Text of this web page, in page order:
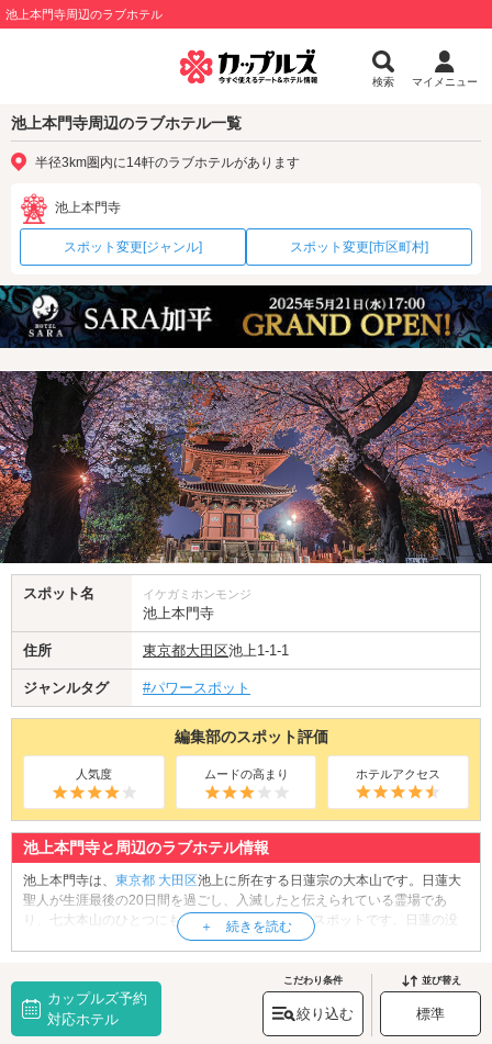
池上本門寺周辺のラブホテル
検索 マイメニュー
池上本門寺周辺のラブホテル一覧
半径3km圏内に14軒のラブホテルがあります
池上本門寺
スポット変更[ジャンル] スポット変更[市区町村]
スポット名 イケガミホンモンジ
池上本門寺
住所 東京都大田区池上1-1-1
ジャンルタグ #パワースポット
編集部のスポット評価
人気度 ムードの高まり ホテルアクセス
池上本門寺と周辺のラブホテル情報
池上本門寺は、 東京都 大田区池上に所在する日蓮宗の大本山です。日蓮大
聖人が生涯最後の20日間を過ごし、入滅したと伝えられている霊場であ
り、七大本山のひとつにもあげられているパワースポットです。日蓮の没
後、1282年に鎌倉時代の武士・池上宗仲公により寺院の基礎が築かれまし
てからも加藤清正公、紀伊徳川家の祈願時となり、栄えました。お寺に手
を合わせたら境内を散策してみましょう。高さ約31.8mの「五重塔」や、江
戸時代後期、1828年に建立された宝塔など、境内には貴重な重要文化財が
残されています。散策しながらじっくり鑑賞してみましょう。
カップルズ予約
対応ホテル
こだわり条件
絞り込む
並び替え
標準